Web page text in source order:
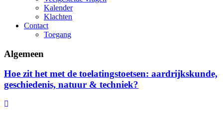
Kalender
Klachten
Contact
Toegang
Algemeen
Hoe zit het met de toelatingstoetsen: aardrijkskunde,
geschiedenis, natuur & techniek?